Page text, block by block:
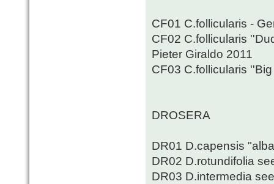
CF01 C.follicularis -
CF02 C.follicularis
Pieter Giraldo 2011
CF03 C.follicularis
DROSERA
DR01 D.capensis
DR02 D.rotundifolia
DR03 D.intermedia